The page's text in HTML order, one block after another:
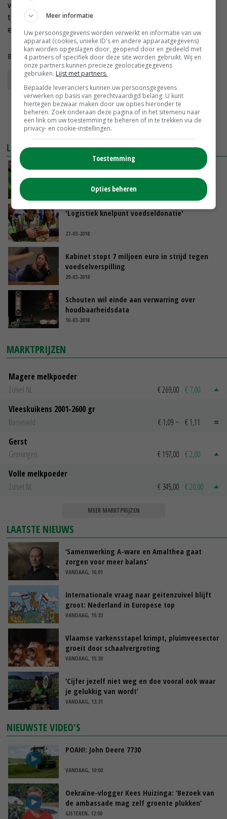
waardoor de producten soms niet op de juiste plek
terechtkomen. In het Westland wordt nagedacht over
een gezamenlijk innamepunt.
Bekijk meer over:
voedselverspilling
LEES OOK
Schouten verdiept zich in groente- en
fruitketen
'Logistiek knelpunt voedseldonatie'
27-03-2018
Kabinet stopt 7 miljoen euro in strijd tegen
voedselverspilling
20-03-2018
Schouten wil einde aan verwarring over
houdbaarheidsdata
10-03-2018
MARKTPRIJZEN
Magere melkpoeder
Zuivel NL
€ 269,00 € 7,00
Vleeskuikens 2001-2600 gr
Barneveld
€ 1,09 ~ € 1,11
Gerst
Groningen
€ 197,00 € 2,00
Volle melkpoeder
Zuivel NL
€ 345,00 € 20,00
MEER MARKTPRIJZEN
LAATSTE NIEUWS
‘Samenwerking A-ware en Amalthea gaat
zorgen voor meer balans’
VANDAAG, 16:01
Internationale vraag naar geitenzuivel blijft
groot: Nederland in Europese top
VANDAAG, 15:33
Vlaamse varkensstapel krimpt, pluimveesector
groeit door schaalvergroting
VANDAAG, 15:20
‘Cijfer jezelf niet weg en doe vooral ook waar
je gelukkig van wordt’
VANDAAG, 13:31
NIEUWSTE VIDEO'S
POAH!: John Deere 7730
VANDAAG, 10:00
Oekraïne-vlogger Kees Huizinga: ‘Bezoek van
de ambassade mag zelf groente plukken’
GISTEREN, 12:00
Meer informatie
Uw persoonsgegevens worden verwerkt en informatie van uw
apparaat (cookies, unieke ID's en andere apparaatgegevens)
kan worden opgeslagen door, geopend door en gedeeld met
4 partners of specifiek door deze site worden gebruikt. Wij en
onze partners kunnen precieze geolocatiegegevens
gebruiken. Lijst met partners.
Bepaalde leveranciers kunnen uw persoonsgegevens
verwerken op basis van gerechtvaardigd belang. U kunt
hiertegen bezwaar maken door uw opties hieronder te
beheren. Zoek onderaan deze pagina of in het sitemenu naar
een link om uw toestemming te beheren of in te trekken via de
privacy- en cookie-instellingen.
Toestemming
Opties beheren